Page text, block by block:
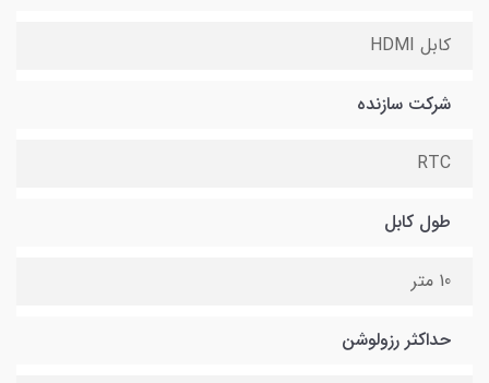
کابل HDMI
شرکت سازنده
RTC
طول کابل
10 متر
حداکثر رزولوشن